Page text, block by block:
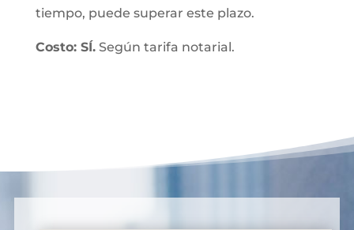
tiempo, puede superar este plazo.
Costo: SÍ.Según tarifa notarial.